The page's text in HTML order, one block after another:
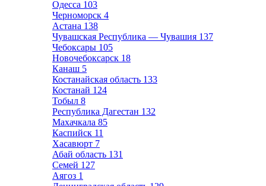
Одесса 103
Черноморск 4
Астана 138
Чувашская Республика — Чувашия 137
Чебоксары 105
Новочебоксарск 18
Канаш 5
Костанайская область 133
Костанай 124
Тобыл 8
Республика Дагестан 132
Махачкала 85
Каспийск 11
Хасавюрт 7
Абай область 131
Семей 127
Аягоз 1